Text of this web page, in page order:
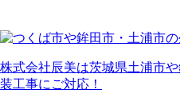
株式会社辰美は茨城県土浦市
装工事にご対応！